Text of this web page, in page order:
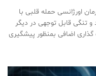
اورژانسی حمله قلبی با
و تنگی قابل توجهی در دیگر
گذاری اضافی بمنظور پیشگیری